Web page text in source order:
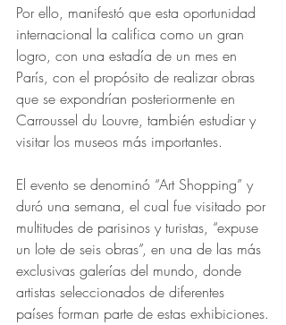
Por ello, manifestó que esta oportunidad
internacional la califica como un gran
logro, con una estadía de un mes en
París, con el propósito de realizar obras
que se expondrían posteriormente en
Carroussel du Louvre, también estudiar y
visitar los museos más importantes.
El evento se denominó “Art Shopping” y
duró una semana, el cual fue visitado por
multitudes de parisinos y turistas, “expuse
un lote de seis obras”, en una de las más
exclusivas galerías del mundo, donde
artistas seleccionados de diferentes
países forman parte de estas exhibiciones.